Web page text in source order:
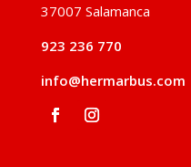
37007 Salamanca
923 236 770
info@hermarbus.com